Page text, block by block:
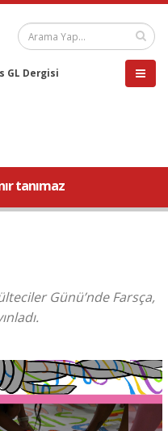
GL Dergisi
tanımaz
Günü’nde Farsça,